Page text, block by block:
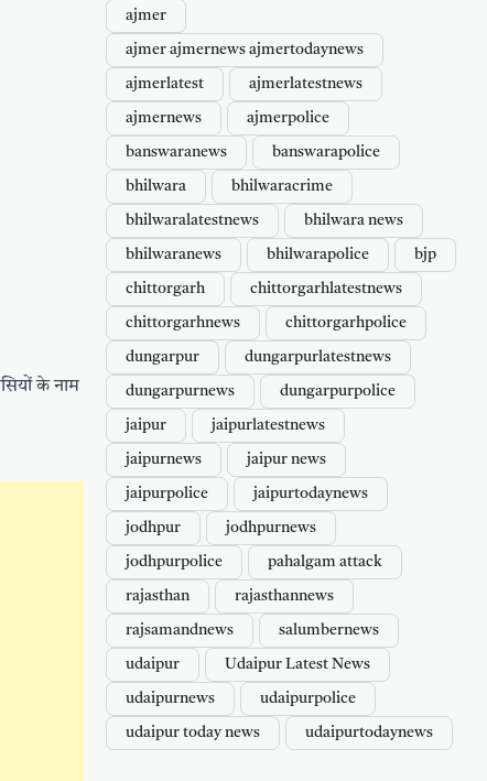
के नाम
ajmer
ajmer ajmernews ajmertodaynews
ajmerlatest ajmerlatestnews
ajmernews ajmerpolice
banswaranews banswarapolice
bhilwara bhilwaracrime
bhilwaralatestnews bhilwara news
bhilwaranews bhilwarapolice bjp
chittorgarh chittorgarhlatestnews
chittorgarhnews chittorgarhpolice
dungarpur dungarpurlatestnews
dungarpurnews dungarpurpolice
jaipur jaipurlatestnews
jaipurnews jaipur news
jaipurpolice jaipurtodaynews
jodhpur jodhpurnews
jodhpurpolice pahalgam attack
rajasthan rajasthannews
rajsamandnews salumbernews
udaipur Udaipur Latest News
udaipurnews udaipurpolice
udaipur today news udaipurtodaynews